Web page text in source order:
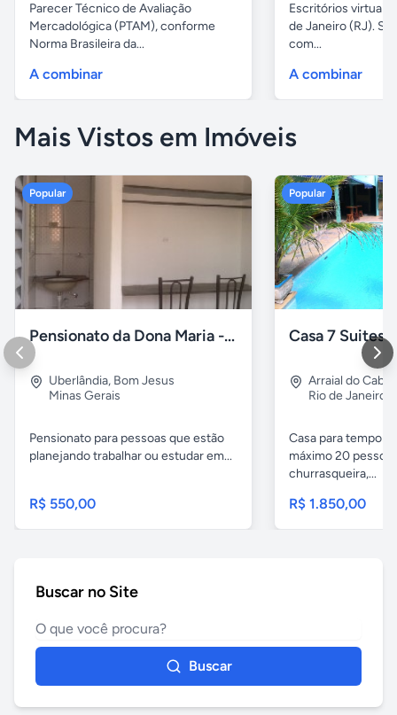
Parecer Técnico de Avaliação
Mercadológica (PTAM), conforme
Norma Brasileira da...
A combinar
Escritórios virtuais
de Janeiro (RJ).
com...
A combinar
Mais Vistos em Imóveis
Popular
Pensionato da Dona Maria - Uberlândia/MG
Uberlândia, Bom Jesus
Minas Gerais
Pensionato para pessoas que estão
planejando trabalhar ou estudar em...
R$ 550,00
Popular
Arraial do Cabo
Rio de Janeiro
Casa para
máximo 20
churrasqueira,...
R$ 1.850,00
Buscar no Site
Buscar